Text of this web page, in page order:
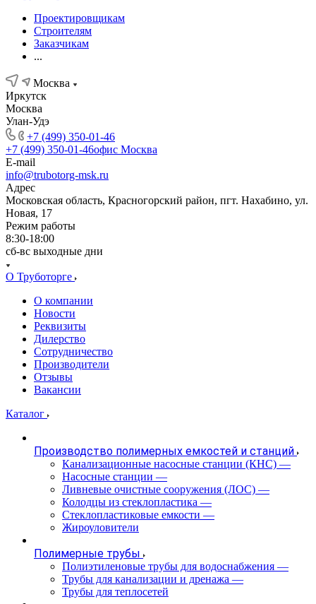
Проектировщикам
Строителям
Заказчикам
...
Москва
Иркутск
Москва
Улан-Удэ
+7 (499) 350-01-46
+7 (499) 350-01-46офис Москва
E-mail
info@trubotorg-msk.ru
Адрес
Московская область, Красногорский район, пгт. Нахабино, ул.
Новая, 17
Режим работы
8:30-18:00
сб-вс выходные дни
О Труботорге
О компании
Новости
Реквизиты
Дилерство
Сотрудничество
Производители
Отзывы
Вакансии
Каталог
Производство полимерных емкостей и станций
Канализационные насосные станции (КНС) —
Насосные станции —
Ливневые очистные сооружения (ЛОС) —
Колодцы из стеклопластика —
Стеклопластиковые емкости —
Жироуловители
Полимерные трубы
Полиэтиленовые трубы для водоснабжения —
Трубы для канализации и дренажа —
Трубы для теплосетей